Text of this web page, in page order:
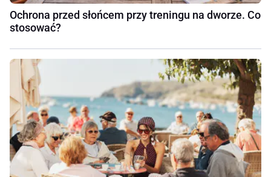
Ochrona przed słońcem przy treningu na dworze. Co
stosować?